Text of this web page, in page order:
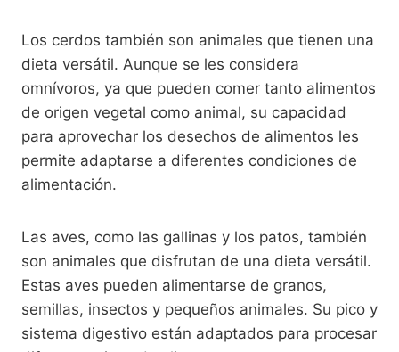
Los cerdos también son animales que tienen una
dieta versátil. Aunque se les considera
omnívoros, ya que pueden comer tanto alimentos
de origen vegetal como animal, su capacidad
para aprovechar los desechos de alimentos les
permite adaptarse a diferentes condiciones de
alimentación.
Las aves, como las gallinas y los patos, también
son animales que disfrutan de una dieta versátil.
Estas aves pueden alimentarse de granos,
semillas, insectos y pequeños animales. Su pico y
sistema digestivo están adaptados para procesar